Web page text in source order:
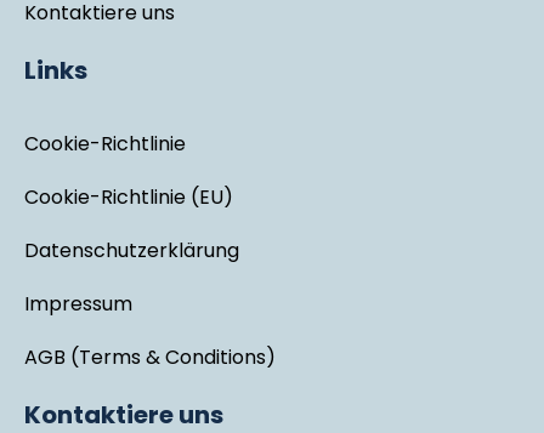
Kontaktiere uns
Links
Cookie-Richtlinie
Cookie-Richtlinie (EU)
Datenschutzerklärung
Impressum
AGB (Terms & Conditions)
Kontaktiere uns